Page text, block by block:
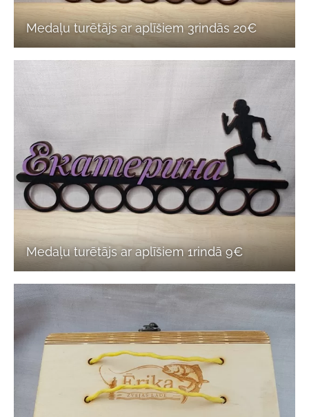
Medaļu turētājs ar aplīšiem 3rindās 20€
Medaļu turētājs ar aplīšiem 1rindā 9€